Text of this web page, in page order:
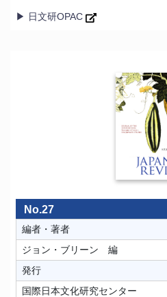
▶ 日文研OPAC
No.27
編者・著者
ジョン・ブリーン 編
発行
国際日本文化研究センター